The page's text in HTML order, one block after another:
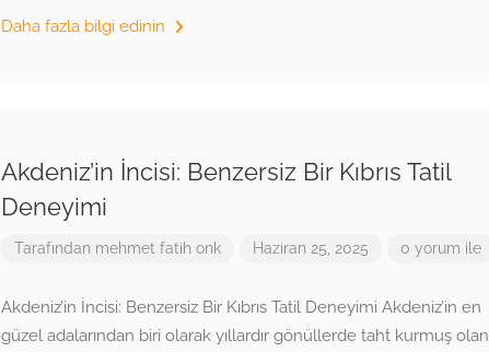
Daha fazla bilgi edinin
Akdeniz’in İncisi: Benzersiz Bir Kıbrıs Tatil
Deneyimi
Tarafından mehmet fatih onk Haziran 25, 2025 0 yorum ile
Akdeniz’in İncisi: Benzersiz Bir Kıbrıs Tatil Deneyimi Akdeniz’in en
güzel adalarından biri olarak yıllardır gönüllerde taht kurmuş olan